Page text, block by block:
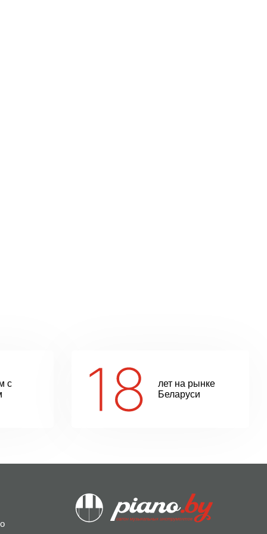
с
лет на рынке
Беларуси